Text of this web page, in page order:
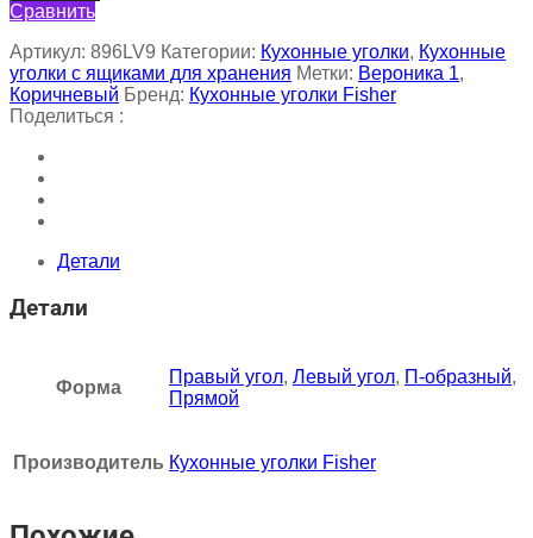
Сравнить
Артикул: 896LV9 Категории: Кухонные уголки, Кухонные
уголки с ящиками для хранения Метки: Вероника 1,
Коричневый Бренд: Кухонные уголки Fisher
Поделиться :
Детали
Детали
Форма
Правый угол, Левый угол, П-образный,
Прямой
Производитель Кухонные уголки Fisher